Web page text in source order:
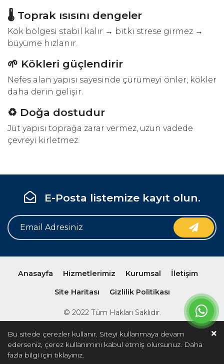
🌡 Toprak ısısını dengeler
Kök bölgesi stabil kalır → bitki strese girmez →
büyüme hızlanır.
🌱 Kökleri güçlendirir
Nefes alan yapısı sayesinde çürümeyi önler, kökler
daha derin gelişir.
♻️ Doğa dostudur
Jüt yapısı toprağa zarar vermez, uzun vadede
çevreyi kirletmez.
E-Posta listemize kayıt olun.
Anasayfa Hizmetlerimiz Kurumsal İletişim
Site Haritası Gizlilik Politikası
© 2022 Tüm Hakları Saklıdır.
Bu sitede çerezler kullanır. Siteyi kullanmaya devam
ederseniz, çerez kullanımını kabul etmiş olursunuz. Daha
fazla bilgi içintıklayınız.